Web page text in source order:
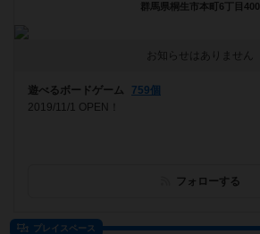
群馬県桐生市本町6丁目400
お知らせはありません
遊べるボードゲーム
759個
2019/11/1 OPEN！
フォローする
プレイスペース